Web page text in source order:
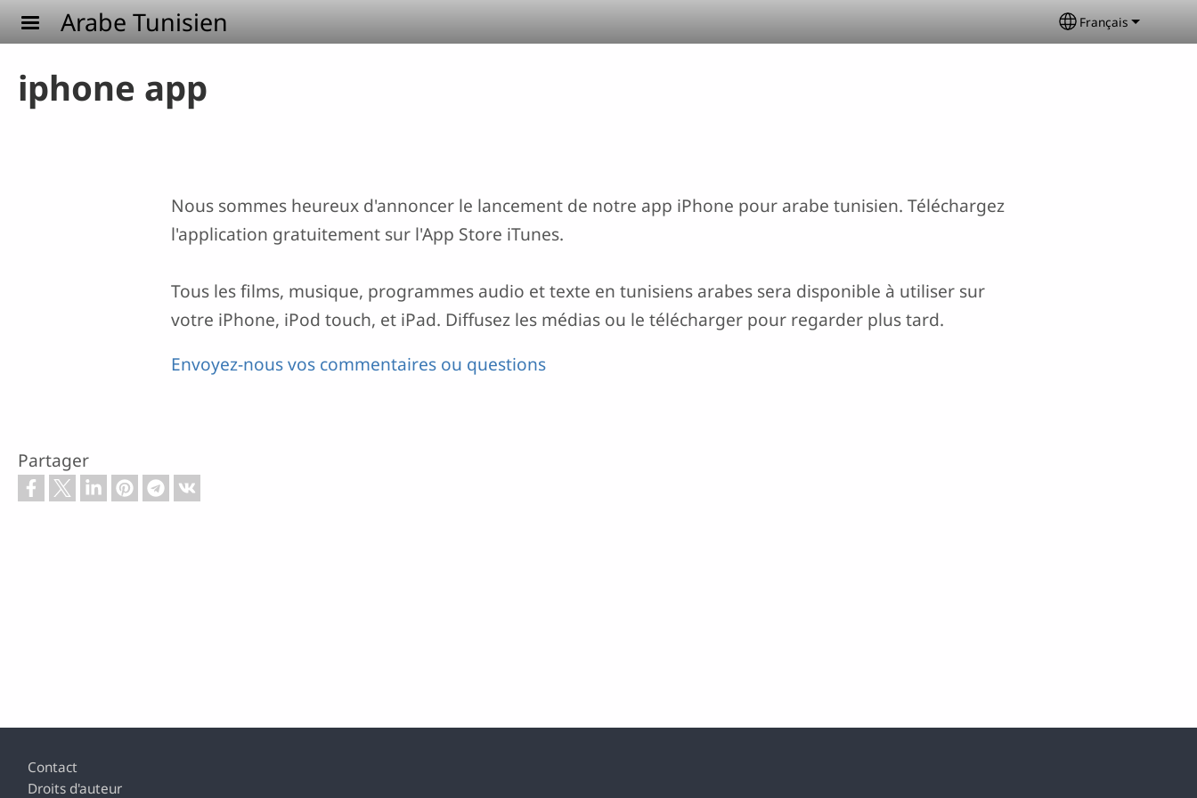
Aller au contenu principal
Arabe Tunisien Select your
Français
iphone app
Nous sommes heureux d'annoncer le lancement de notre app iPhone pour arabe tunisien. Téléchargez
l'application gratuitement sur ​​l'App Store iTunes.
Tous les films, musique, programmes audio et texte en tunisiens arabes sera disponible à utiliser sur
votre iPhone, iPod touch, et iPad. Diffusez les médias ou le télécharger pour regarder plus tard.
Envoyez-nous vos commentaires ou questions
Partager
Footer
Contact
Droits d'auteur